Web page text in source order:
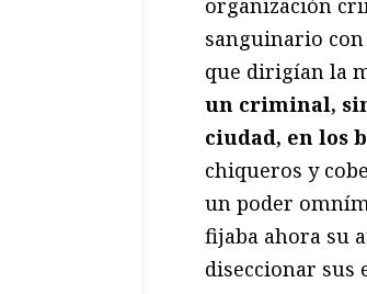
organización
sanguinario
que dirigían la
un criminal,
ciudad, en los
chiqueros y
un poder
fijaba ahora su
diseccionar sus